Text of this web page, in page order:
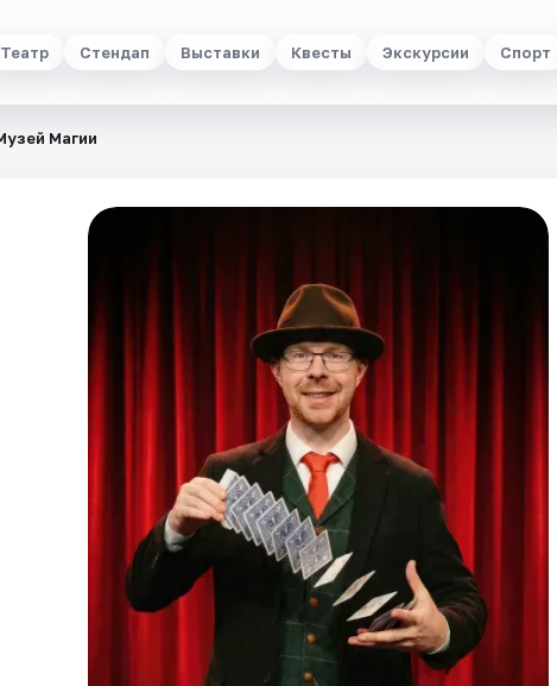
Театр Стендап Выставки Квесты Экскурсии Спорт
Магии